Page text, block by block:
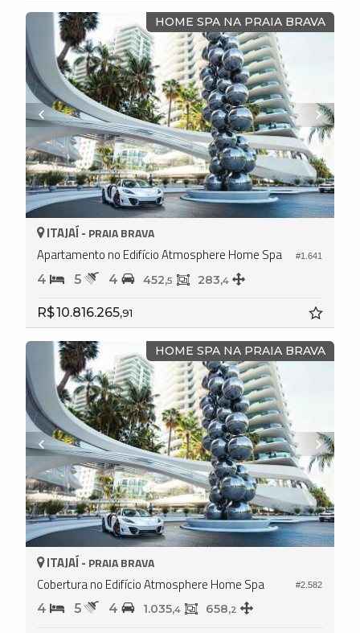
HOME SPA NA PRAIA BRAVA
#1.641
ITAJAÍ - PRAIA BRAVA
Apartamento no Edifício Atmosphere Home Spa
4 5 4 452,5 283,4
R$ 10.816.265,91
HOME SPA NA PRAIA BRAVA
#2.582
ITAJAÍ - PRAIA BRAVA
Cobertura no Edifício Atmosphere Home Spa
4 5 4 1.035,4 658,2